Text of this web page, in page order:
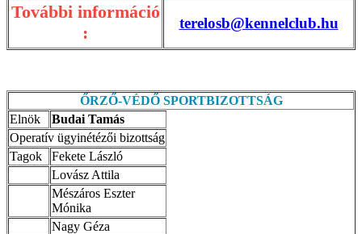
További információ
:
terelosb@kennelclub.hu
ŐRZŐ-VÉDŐ SPORTBIZOTTSÁG
Elnök
Budai Tamás
Operatív ügyinétézői bizottság
Tagok
Fekete László
Lovász Attila
Mészáros Eszter
Mónika
Nagy Géza